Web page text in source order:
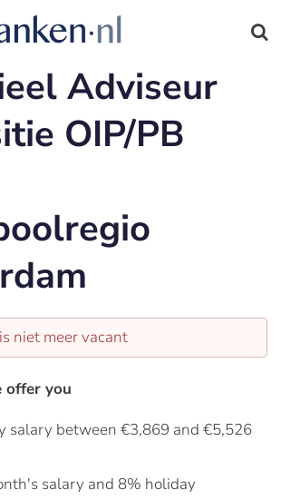
Adviseur
OIP/PB
niet meer vacant
offer you
salary between €3,869 and €5,526
salary and 8% holiday